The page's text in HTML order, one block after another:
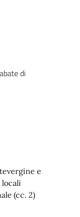
di
e
locali
(cc. 2)